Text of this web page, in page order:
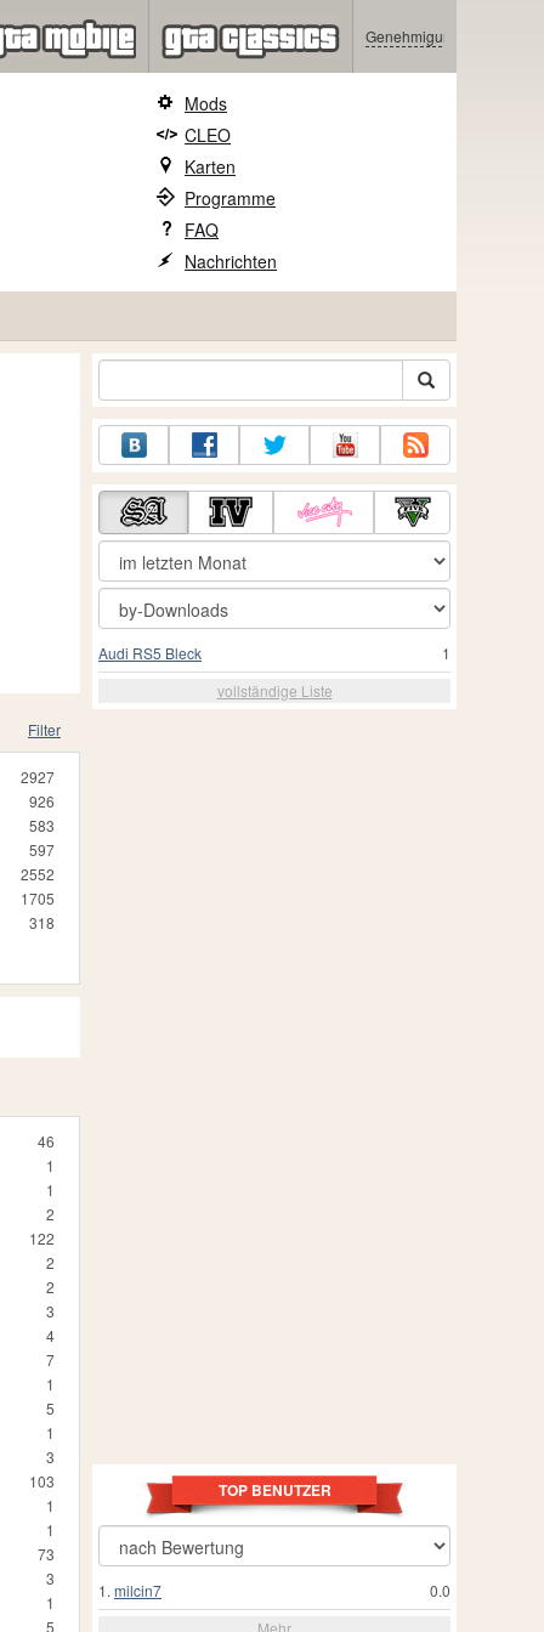
Genehmigung
Mods
CLEO
Karten
Programme
FAQ
Nachrichten
Filter
2927
926
583
597
2552
1705
318
46
1
1
2
122
2
2
3
4
7
1
5
1
3
103
1
1
73
3
1
5
1
Audi RS5 Bleck
vollständige Liste
TOP BENUTZER
0.0
1. milcin7
Mehr